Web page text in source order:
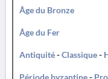
Âge du Bronze
Âge du Fer
Antiquité-Classique-
Période byzantine-